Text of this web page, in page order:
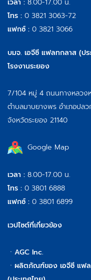
โทร : 0 3821 3063-72
แฟกซ์ : 0 3821 3066
บมจ. เอจีซี แฟลทกลาส (ปร
โรงงานระยอง
7/104 หมู่ 4 ถนนทางหลวงห
ตำบลมาบยางพร อำเภอปล
จังหวัดระยอง 21140
Google Map
เวลา : 8.00-17.00 น.
โทร : 0 3801 6888
แฟกซ์ : 0 3801 6899
เวปไซต์ที่เกี่ยวข้อง
ㆍ AGC Inc.
ㆍ ผลิตภัณฑ์ของ เอจีซี แฟ